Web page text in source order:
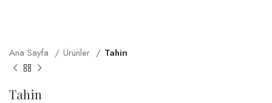
Ana Sayfa Ürünler Tahin
Tahin